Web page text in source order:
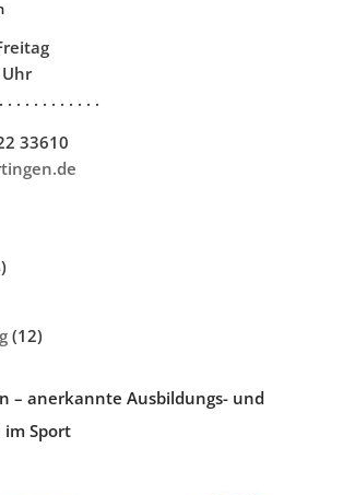
. . . . . . . . . . .
33610
(12)
– anerkannte Ausbildungs- und
im Sport